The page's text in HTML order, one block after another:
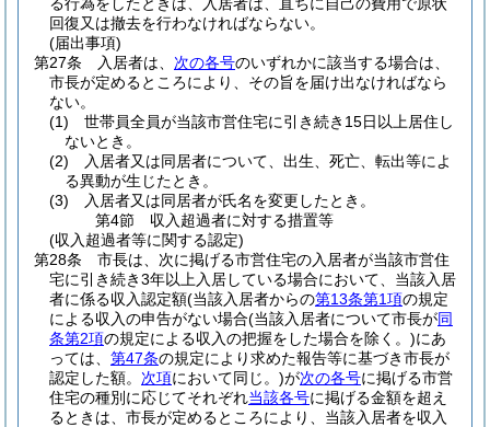
回復又は撤去を行わなければならない。
(届出事項)
第27条
入居者は、 次の各号のいずれかに該当する場合は、
市長が定めるところにより、その旨を届け出なければなら
ない。
(1)
世帯員全員が当該市営住宅に引き続き15日以上居住し
ないとき。
(2)
入居者又は同居者について、出生、死亡、転出等によ
る異動が生じたとき。
(3)
入居者又は同居者が氏名を変更したとき。
第4節
収入超過者に対する措置等
(収入超過者等に関する認定)
第28条
市長は、次に掲げる市営住宅の入居者が当該市営住
宅に引き続き3年以上入居している場合において、当該入居
者に係る収入認定額(当該入居者からの第13条第1項の規定
による収入の申告がない場合(当該入居者について市長が同
条第2項の規定による収入の把握をした場合を除く。)にあ
っては、 第47条の規定により求めた報告等に基づき市長が
認定した額。 次項において同じ。)が次の各号に掲げる市営
住宅の種別に応じてそれぞれ当該各号に掲げる金額を超え
るときは、市長が定めるところにより、当該入居者を収入